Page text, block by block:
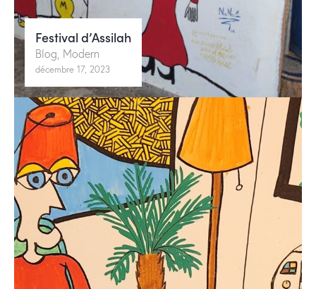
Festival d’Assilah
Blog Modern
décembre 17, 2023